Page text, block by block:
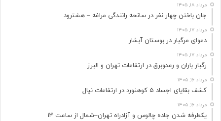
مرداد ۱۸, ۱۴۰۵
جان باختن چهار نفر در سانحه رانندگی مراغه – هشترود
مرداد ۱۷, ۱۴۰۵
دعوای مرگبار در بوستان آبشار
مرداد ۱۷, ۱۴۰۵
رگبار باران و رعدوبرق در ارتفاعات تهران و البرز
مرداد ۱۶, ۱۴۰۵
کشف بقایای اجساد ۵ کوهنورد در ارتفاعات نپال
مرداد ۱۶, ۱۴۰۵
یکطرفه شدن جاده چالوس و آزادراه تهران–شمال از ساعت ۱۴